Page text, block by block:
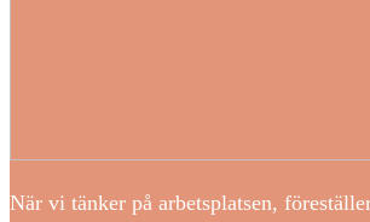
När vi tänker på arbetsplatsen,